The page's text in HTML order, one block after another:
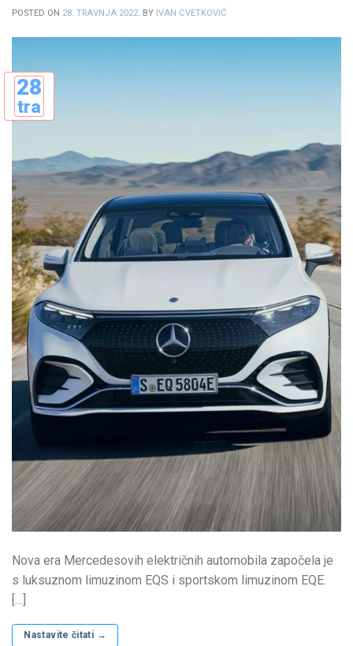
POSTED ON 28. TRAVNJA 2022. BY IVAN CVETKOVIĆ
28
tra
Nova era Mercedesovih električnih automobila započela je
s luksuznom limuzinom EQS i sportskom limuzinom EQE.
[…]
Nastavite čitati →